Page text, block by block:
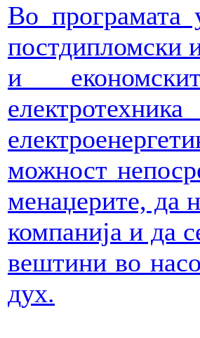
Во програмата
постдипломски
и
можност
менаџерите, да
компанија и да
вештини во
дух.